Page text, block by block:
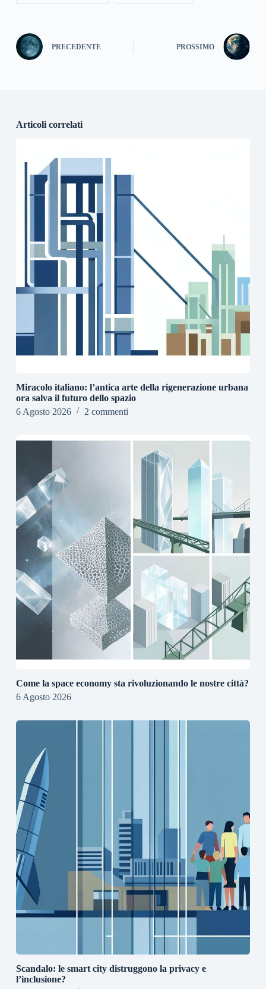
PRECEDENTE PROSSIMO
Articoli correlati
Miracolo italiano: l’antica arte della rigenerazione urbana
ora salva il futuro dello spazio
6 Agosto 2026
2 commenti
Come la space economy sta rivoluzionando le nostre città?
6 Agosto 2026
Scandalo: le smart city distruggono la privacy e
l’inclusione?